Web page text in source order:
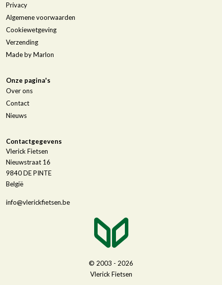
Privacy
Algemene voorwaarden
Cookiewetgeving
Verzending
Made by Marlon
Onze pagina's
Over ons
Contact
Nieuws
Contactgegevens
Vlerick Fietsen
Nieuwstraat 16
9840DE PINTE
België
info@vlerickfietsen.be
© 2003 - 2026
Vlerick Fietsen